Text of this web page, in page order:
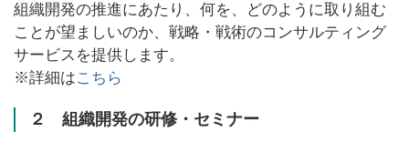
組織開発の推進にあたり、何を、どのように取り組む
ことが望ましいのか、戦略・戦術のコンサルティング
サービスを提供します。
※詳細はこちら
２ 組織開発の研修・セミナー